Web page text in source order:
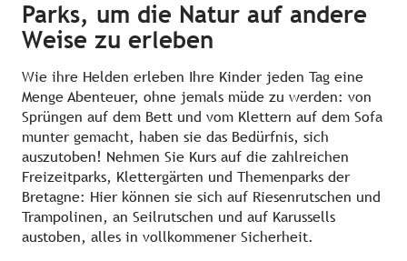
Parks, um die Natur auf andere
Weise zu erleben
Wie ihre Helden erleben Ihre Kinder jeden Tag eine
Menge Abenteuer, ohne jemals müde zu werden: von
Sprüngen auf dem Bett und vom Klettern auf dem Sofa
munter gemacht, haben sie das Bedürfnis, sich
auszutoben! Nehmen Sie Kurs auf die zahlreichen
Freizeitparks, Klettergärten und Themenparks der
Bretagne: Hier können sie sich auf Riesenrutschen und
Trampolinen, an Seilrutschen und auf Karussells
austoben, alles in vollkommener Sicherheit.